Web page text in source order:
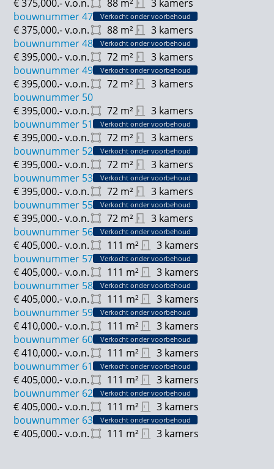
88 m² 3 kamers
€ 375,000.-v.o.n.
bouwnummer 47
Verkocht onder voorbehoud
88 m² 3 kamers
€ 375,000.-v.o.n.
bouwnummer 48
Verkocht onder voorbehoud
72 m² 3 kamers
€ 395,000.-v.o.n.
bouwnummer 49
Verkocht onder voorbehoud
72 m² 3 kamers
€ 395,000.-v.o.n.
bouwnummer 50
72 m² 3 kamers
€ 395,000.-v.o.n.
bouwnummer 51
Verkocht onder voorbehoud
72 m² 3 kamers
€ 395,000.-v.o.n.
bouwnummer 52
Verkocht onder voorbehoud
72 m² 3 kamers
€ 395,000.-v.o.n.
bouwnummer 53
Verkocht onder voorbehoud
72 m² 3 kamers
€ 395,000.-v.o.n.
bouwnummer 55
Verkocht onder voorbehoud
72 m² 3 kamers
€ 395,000.-v.o.n.
bouwnummer 56
Verkocht onder voorbehoud
111 m² 3 kamers
€ 405,000.-v.o.n.
bouwnummer 57
Verkocht onder voorbehoud
111 m² 3 kamers
€ 405,000.-v.o.n.
bouwnummer 58
Verkocht onder voorbehoud
111 m² 3 kamers
€ 405,000.-v.o.n.
bouwnummer 59
Verkocht onder voorbehoud
111 m² 3 kamers
€ 410,000.-v.o.n.
bouwnummer 60
Verkocht onder voorbehoud
111 m² 3 kamers
€ 410,000.-v.o.n.
bouwnummer 61
Verkocht onder voorbehoud
111 m² 3 kamers
€ 405,000.-v.o.n.
bouwnummer 62
Verkocht onder voorbehoud
111 m² 3 kamers
€ 405,000.-v.o.n.
bouwnummer 63
Verkocht onder voorbehoud
111 m² 3 kamers
€ 405,000.-v.o.n.